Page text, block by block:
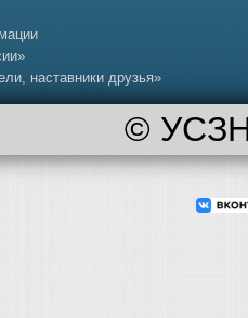
наставники друзья»
© УСЗН